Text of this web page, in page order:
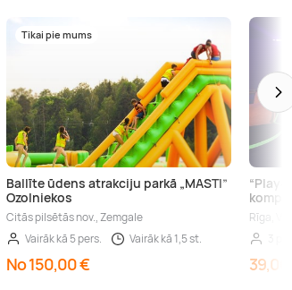
Tikai pie mums
Ballīte ūdens atrakciju parkā „MASTI”
Ozolniekos
Citās pilsētās nov., Zemgale
Vairāk kā 5 pers.
Vairāk kā 1,5 st.
No 150,00 €
Rīga,
39,00 €